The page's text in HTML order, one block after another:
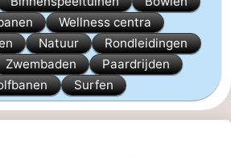
Wellness centra
Natuur
Rondleidingen
Zwembaden
Paardrijden
Surfen